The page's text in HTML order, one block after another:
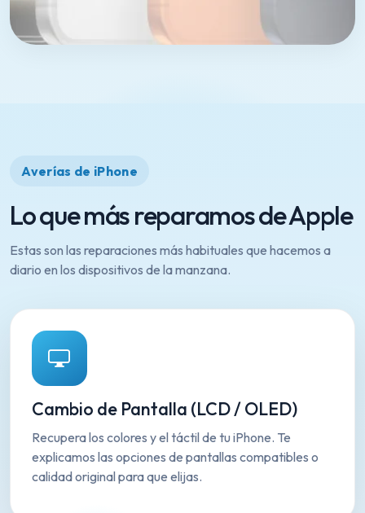
Averías de iPhone
Lo que más reparamos de Apple
Estas son las reparaciones más habituales que hacemos a
diario en los dispositivos de la manzana.
Cambio de Pantalla (LCD / OLED)
Recupera los colores y el táctil de tu iPhone. Te
explicamos las opciones de pantallas compatibles o
calidad original para que elijas.